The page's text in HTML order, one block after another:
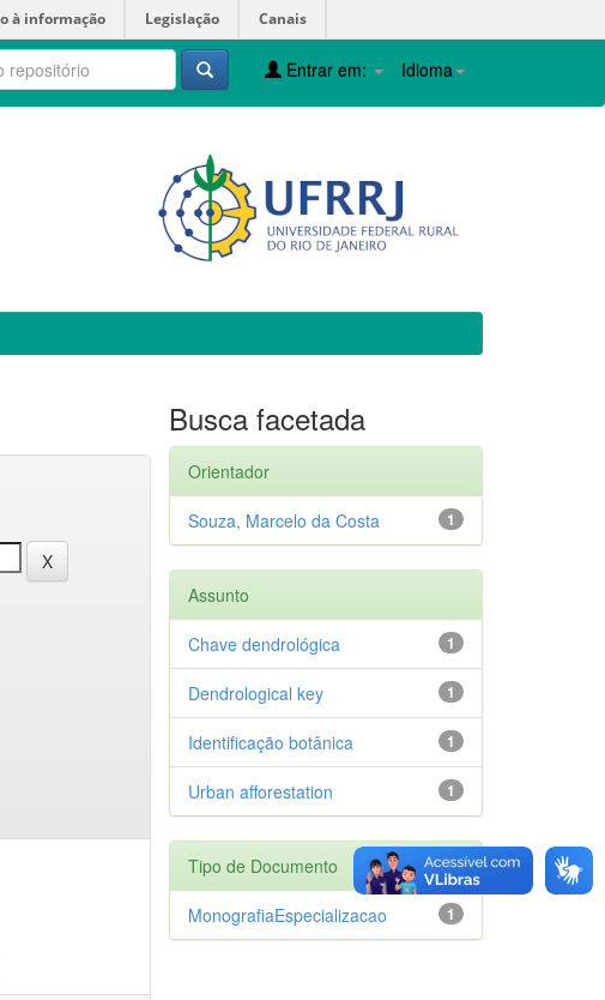
à informação Legislação Canais
Idioma
Entrar em:
Busca facetada
Orientador
1
Souza, Marcelo da Costa
Assunto
1
Chave dendrológica
1
Dendrological key
1
Identificação botânica
1
Urban afforestation
Tipo de Documento
1
MonografiaEspecializacao